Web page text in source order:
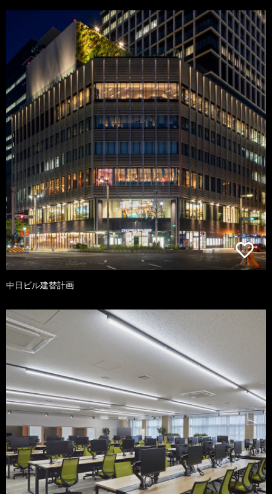
中日ビル建替計画